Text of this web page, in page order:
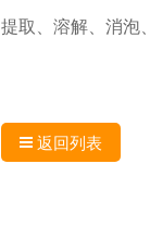
提取、溶解、消泡
返回列表